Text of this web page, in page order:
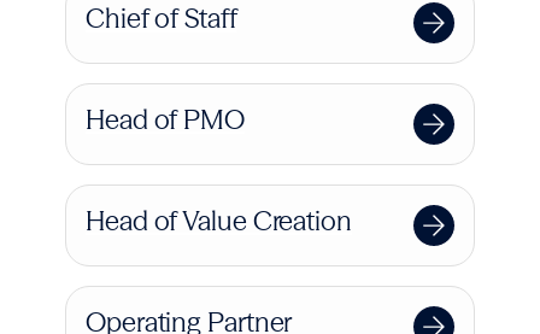
Chief of Staff
Head of PMO
Head of Value Creation
Operating Partner